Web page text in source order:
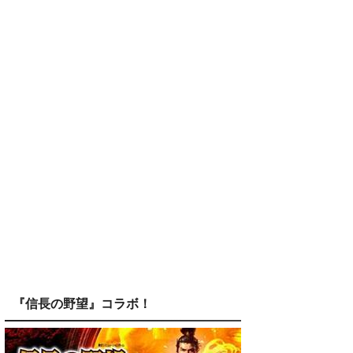
『信長の野望』コラボ！